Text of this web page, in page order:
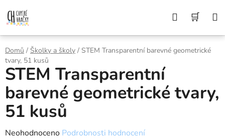
na
obsah
Z DŮVODU DOVOLENÉ BUDEME VAŠE
OBJEDNÁVKY ODESÍLAT AŽ 10. 8. DĚKUJEME
ZA POCHOPENÍ A PŘEJEME KRÁSNÉ LÉTO🌞
Hledat
Domů / Školky a školy / STEM Transparentní barevné geometrické
tvary, 51 kusů
STEM Transparentní
barevné geometrické tvary,
51 kusů
Průměrné
Neohodnoceno Podrobnosti hodnocení